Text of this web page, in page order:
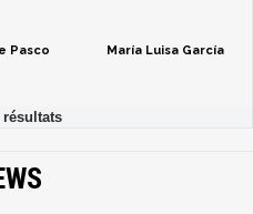
Pasco María Luisa García